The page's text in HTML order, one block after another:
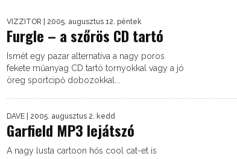
VIZZITOR | 2005. augusztus 12. péntek
Furgle – a szőrös CD tartó
Ismét egy pazar alternatíva a nagy poros
fekete műanyag CD tartó tornyokkal vagy a jó
öreg sportcipő dobozokkal...
DAVE | 2005. augusztus 2. kedd
Garfield MP3 lejátszó
A nagy lusta cartoon hős cool cat-et is